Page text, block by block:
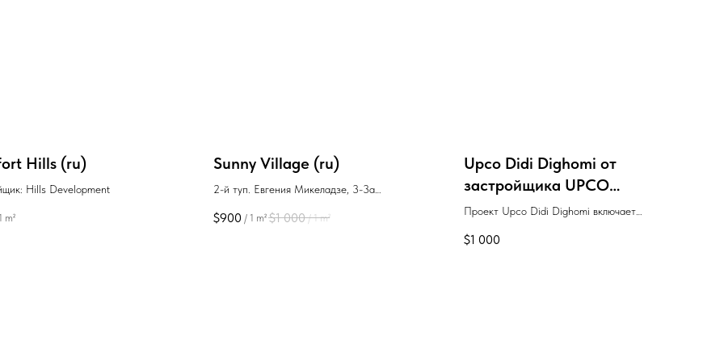
Hills (ru)
Hills Development
1 m²
Sunny Village (ru)
2-й туп. Евгения Микеладзе, 3-3а
$900 / 1 m² $1 000 / 1 m²
Upco Didi Dighomi от
застройщика UPCO
Development
Проект Upco Didi Dighomi включает
во 2 квартале 2027 года, предлагая квартиры
$1 000